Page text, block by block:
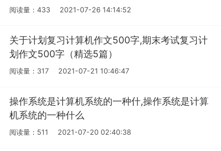
阅读量：433 2021-07-26 14:14:52
关于计划复习计算机作文500字,期末考试复习计
划作文500字（精选5篇）
阅读量：317 2021-07-21 10:46:47
操作系统是计算机系统的一种什,操作系统是计算
机系统的一种什么
阅读量：511 2021-07-20 02:40:38